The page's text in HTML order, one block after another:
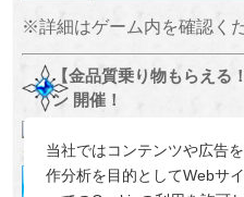
当社ではコンテンツや広告
作分析を目的としてWebサ
※詳細はゲーム内を確認くだ
【金品質乗り物もらえる
ン 開催！